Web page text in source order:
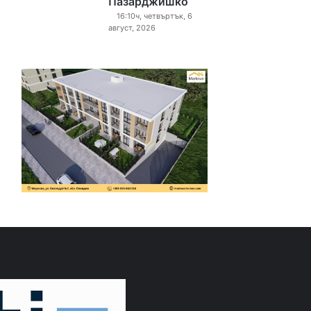
16:10ч, четвъртък, 6
август, 2026